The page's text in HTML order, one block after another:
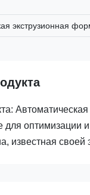
экструзионная
для оптимизации
известная своей